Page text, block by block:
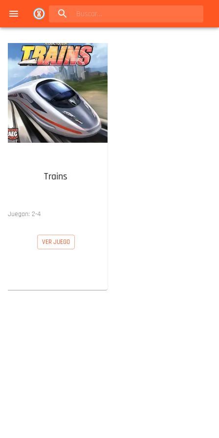
Trains
Juegan: 2-4
VER JUEGO
Navigated to Juegos de mesa en Buenos Aires | Conexión Berlín - Catálogo